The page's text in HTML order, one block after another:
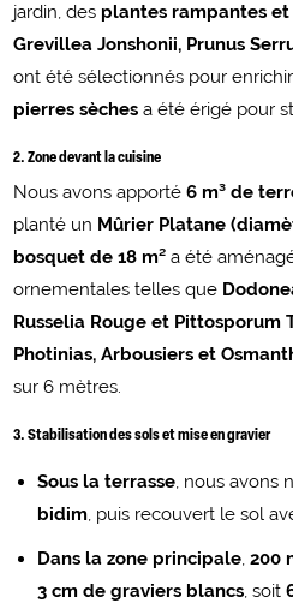
jardin, des plantes rampantes et
Grevillea Jonshonii, Prunus
ont été sélectionnés pour
pierres sèches a été érigé pour
2. Zone devant la cuisine
Nous avons apporté6 m³ de
planté un Mûrier Platane
bosquet de 18 m² a été
ornementales telles que
Russelia Rouge et Pittosporum
Photinias, Arbousiers et
sur 6 mètres.
3. Stabilisation des sols et mise en gravier
Sous la terrasse , nous avons
bidim , puis recouvert le sol
Dans la zone principale ,200
3 cm de graviers blancs , soit